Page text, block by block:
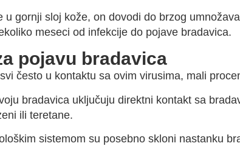
u gornji sloj kože, on dovodi do brzog
meseci od infekcije do pojave bradavica.
pojavu bradavica
često u kontaktu sa ovim virusima, mali
bradavica uključuju direktni kontakt sa
ili teretane.
sistemom su posebno skloni nastanku